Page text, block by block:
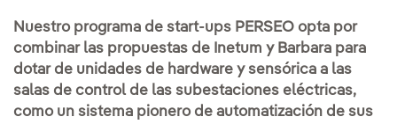
Nuestro programa de start-ups PERSEO opta por
combinar las propuestas de Inetum y Barbara para
dotar de unidades de hardware y sensórica a las
salas de control de las subestaciones eléctricas,
como un sistema pionero de automatización de sus